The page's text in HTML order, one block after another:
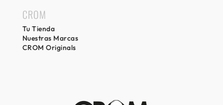
CROM
Tu Tienda
Nuestras Marcas
CROM Originals